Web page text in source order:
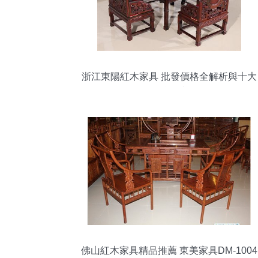
浙江東陽紅木家具 批發價格全解析與十大
佛山紅木家具精品推薦 東美家具DM-1004